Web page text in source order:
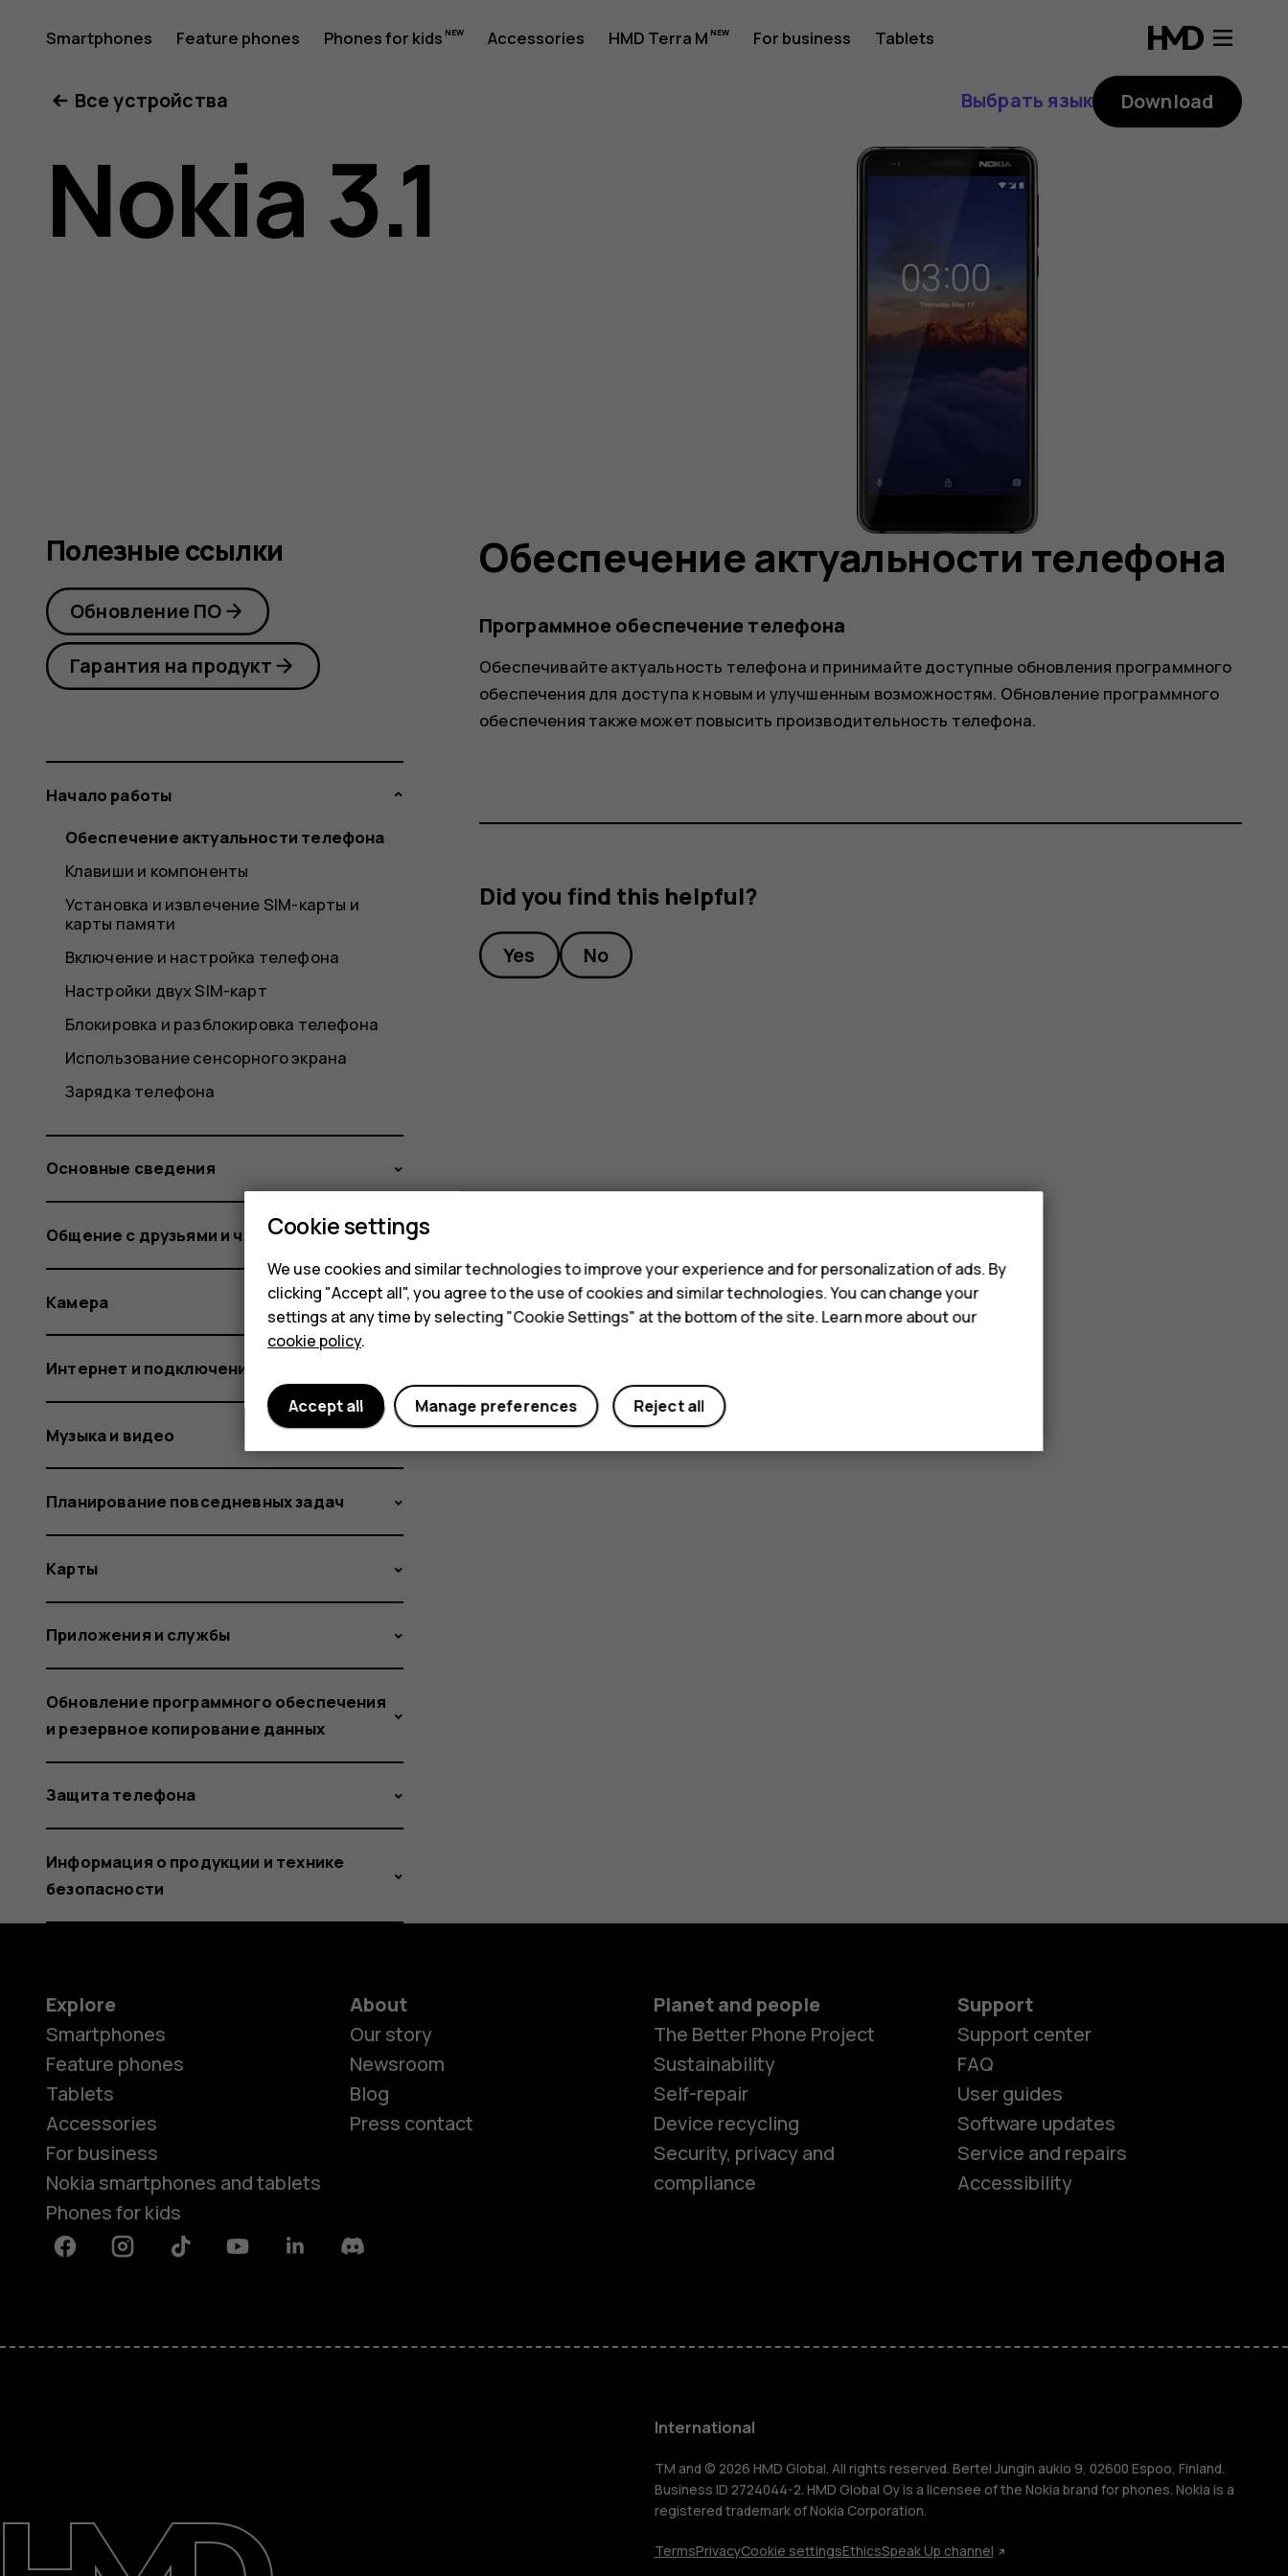
Nokia
3.1
user
Smartphones Feature phones Phones for kids Accessories HMD Terra M For business Tablets
Smartphones
Accessories
HMD Terra M
For business
Support
Все устройства Выбрать язык Download
Nokia 3.1
Обеспечение актуальности телефона
Программное обеспечение телефона
Обеспечивайте актуальность телефона и принимайте доступные обновления программного
обеспечения для доступа к новым и улучшенным возможностям. Обновление программного
обеспечения также может повысить производительность телефона.
Did you find this helpful?
Yes No
Полезные ссылки
Обновление ПО
Гарантия на продукт
Начало работы
Обеспечение актуальности телефона
Клавиши и компоненты
Установка и извлечение SIM-карты и
карты памяти
Включение и настройка телефона
Настройки двух SIM-карт
Блокировка и разблокировка телефона
Использование сенсорного экрана
Зарядка телефона
Основные сведения
Общение с друзьями и членами семьи
Камера
Интернет и подключения
Музыка и видео
Планирование повседневных задач
Карты
Приложения и службы
Обновление программного обеспечения
и резервное копирование данных
Защита телефона
Информация о продукции и технике
безопасности
Explore
Smartphones
Feature phones
Tablets
Accessories
For business
Nokia smartphones and tablets
Phones for kids
About
Our story
Newsroom
Blog
Press contact
Planet and people
The Better Phone Project
Sustainability
Self-repair
Device recycling
Security, privacy and
compliance
Support
Support center
FAQ
User guides
Software updates
Service and repairs
Accessibility
FacebookInstagramTiktok YoutubeLinkedinDiscord
International
TM and © 2026 HMD Global. All rights reserved. Bertel Jungin aukio 9, 02600 Espoo, Finland.
Business ID 2724044-2. HMD Global Oy is a licensee of the Nokia brand for phones. Nokia is a
registered trademark of Nokia Corporation.
TermsPrivacyCookie settingsEthicsSpeak Up channel
Cookie settings
We use cookies and similar technologies to improve your experience and for personalization of ads. By
clicking "Accept all", you agree to the use of cookies and similar technologies. You can change your
settings at any time by selecting "Cookie Settings" at the bottom of the site. Learn more about our
cookie policy.
Reject all
Manage preferences
Accept all